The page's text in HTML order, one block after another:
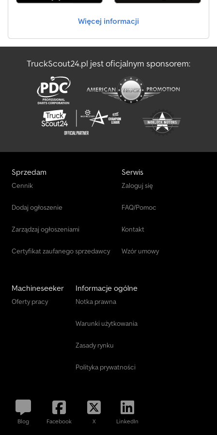
Więcej informacji
TruckScout24.pl jest oficjalnym sponsorem:
Sprzedam
Cennik
Dodaj ogłoszenie
Zarządzaj ogłoszeniami
Certyfikat zaufanego sprzedawcy
Serwis
Zaloguj się
FAQ/Pomoc
Kontakt
Wzór umowy
Machineseeker
Oferty pracy
Informacje ogólne
Notka prawna
Warunki użytkowania
Zasady rynku
Polityka prywatności
Blog Facebook X LinkedIn